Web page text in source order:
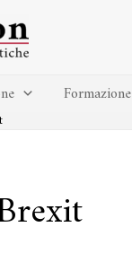
Formazione